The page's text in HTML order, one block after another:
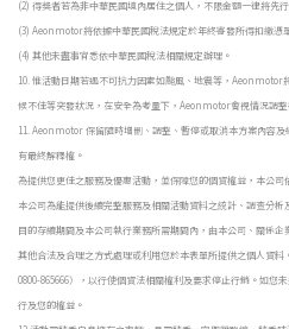
(2) 得獎者若為非中華民國境內居住之個人，不限金額一律將先行
(3) Aeonmotor將依據中華民國稅法規定於年終寄發所得扣繳憑
(4) 其他未盡事宜悉依中華民國稅法相關規定辦理。
10. 惟活動日期若遇不可抗力因素如颱風、地震等，
候不佳等突發狀況，在安全為考量下，Aeonmotor會視情況調整
11. Aeonmotor 保留隨時增刪、調整、暫停或取消本方案內容
有最終解釋權。
為提供您更佳之服務及優惠活動，並保障您的個資權益，本公
本公司為能提供後續完整服務及相關活動資料之統計、調查分
目的存續期間及本公司執行業務所需期間內，由本公司、關係
其他合法及合理之方式處理或利用您於本表單所提供之個人資料
0800-865666），以行使個資法相關權利及要求停止行銷。如您
行及您的權益。